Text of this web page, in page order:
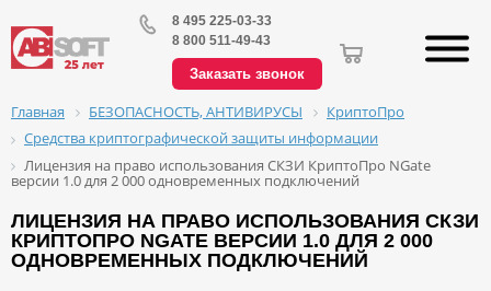
8 495 225-03-33
8 800 511-49-43
Заказать звонок
Главная БЕЗОПАСНОСТЬ, АНТИВИРУСЫ
КриптоПро
Средства криптографической защиты информации
Лицензия на право использования СКЗИ КриптоПро NGate
версии 1.0 для 2 000 одновременных подключений
ЛИЦЕНЗИЯ НА ПРАВО ИСПОЛЬЗОВАНИЯ СКЗИ
КРИПТОПРО NGATE ВЕРСИИ 1.0 ДЛЯ 2 000
ОДНОВРЕМЕННЫХ ПОДКЛЮЧЕНИЙ